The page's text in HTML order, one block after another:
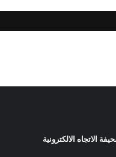
الاتجاه الالكترونية